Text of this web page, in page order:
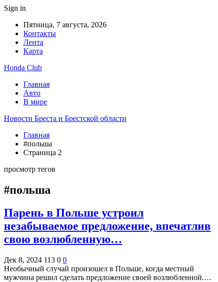
Sign in
Пятница, 7 августа, 2026
Контакты
Лента
Карта
Honda Club
Главная
Авто
В мире
Новости Бреста и Брестской области
Главная
#польша
Страница 2
просмотр тегов
#польша
Парень в Польше устроил
незабываемое предложение, впечатлив
свою возлюбленную…
Дек 8, 2024 113 0 0
Необычный случай произошел в Польше, когда местный
мужчина решил сделать предложение своей возлюбленной.…